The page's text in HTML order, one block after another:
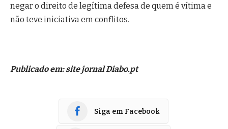
negar o direito de legítima defesa de quem é vítima e
não teve iniciativa em conflitos.
Publicado em: site jornal Diabo.pt
Siga em Facebook